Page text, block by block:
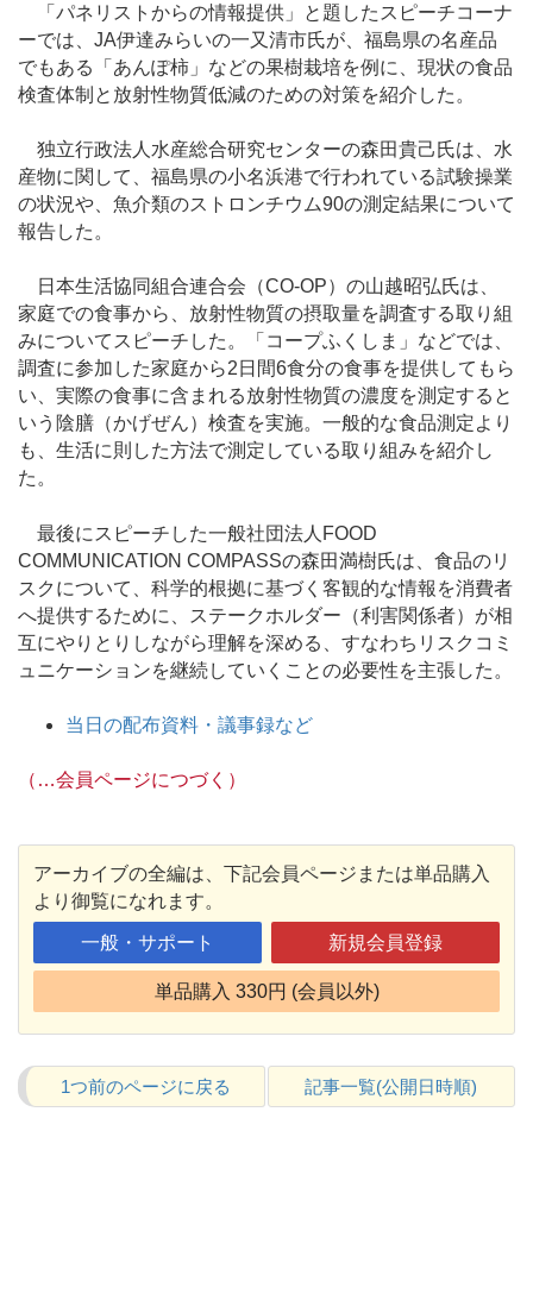
「パネリストからの情報提供」と題したスピーチコーナ
ーでは、JA伊達みらいの一又清市氏が、福島県の名産品
でもある「あんぽ柿」などの果樹栽培を例に、現状の食品
検査体制と放射性物質低減のための対策を紹介した。
独立行政法人水産総合研究センターの森田貴己氏は、水
産物に関して、福島県の小名浜港で行われている試験操業
の状況や、魚介類のストロンチウム90の測定結果について
報告した。
日本生活協同組合連合会（CO-OP）の山越昭弘氏は、
家庭での食事から、放射性物質の摂取量を調査する取り組
みについてスピーチした。「コープふくしま」などでは、
調査に参加した家庭から2日間6食分の食事を提供してもら
い、実際の食事に含まれる放射性物質の濃度を測定すると
いう陰膳（かげぜん）検査を実施。一般的な食品測定より
も、生活に則した方法で測定している取り組みを紹介し
た。
最後にスピーチした一般社団法人FOOD
COMMUNICATION COMPASSの森田満樹氏は、食品のリ
スクについて、科学的根拠に基づく客観的な情報を消費者
へ提供するために、ステークホルダー（利害関係者）が相
互にやりとりしながら理解を深める、すなわちリスクコミ
ュニケーションを継続していくことの必要性を主張した。
当日の配布資料・議事録など
（…会員ページにつづく）
アーカイブの全編は、下記会員ページまたは単品購入
より御覧になれます。
一般・サポート 新規会員登録
単品購入 330円 (会員以外)
1つ前のページに戻る 記事一覧(公開日時順)